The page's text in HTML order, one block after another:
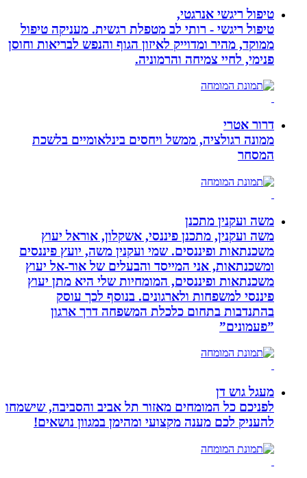
טיפול ריגשי אנרגטי,
טיפול ריגשי - רותי לב מטפלת רגשית. מעניקה טיפול
ממוקד, מהיר ומדוייק לאיזון הגוף והנפש לבריאות וחוסן
פנימי, לחיי צמיחה והרמוניה.
דרור אטרי
ממונה רגולציה, ממשל ויחסים בינלאומיים בלשכת
המסחר
משה ועקנין מתכנן
משה ועקנין, מתכנן פיננסי, אשקלון, אוראל יעוץ
משכנתאות ופיננסים. שמי ועקנין משה, יועץ פיננסים
ומשכנתאות, אני המייסד והבעלים של אור-אל יעוץ
משכנתאות ופיננסים, המומחיות שלי היא מתן יעוץ
פיננסי למשפחות ולארגונים. בנוסף לכך עוסק
בהתנדבות בתחום כלכלת המשפחה דרך ארגון
”פעמונים”
מעגל גוש דן
לפניכם כל המומחים מאזור תל אביב והסביבה, שישמחו
להעניק לכם מענה מקצועי ומהימן במגוון נושאים!